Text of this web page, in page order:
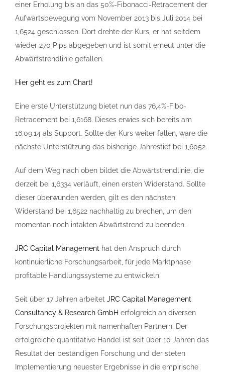
einer Erholung bis an das 50%-Fibonacci-Retracement der
Aufwärtsbewegung vom November 2013 bis Juli 2014 bei
1,6524 geschlossen. Dort drehte der Kurs, er hat seitdem
wieder 270 Pips abgegeben und ist somit erneut unter die
Abwärtstrendlinie gefallen.
Hier geht es zum Chart!
Eine erste Unterstützung bietet nun das 76,4%-Fibo-
Retracement bei 1,6168. Dieses erwies sich bereits am
16.09.14 als Support. Sollte der Kurs weiter fallen, wäre die
nächste Unterstützung das bisherige Jahrestief bei 1,6052.
Auf dem Weg nach oben bildet die Abwärtstrendlinie, die
derzeit bei 1,6334 verläuft, einen ersten Widerstand. Sollte
dieser überwunden werden, gilt es den nächsten
Widerstand bei 1,6522 nachhaltig zu brechen, um den
momentan noch intakten Abwärtstrend zu beenden.
JRC Capital Management hat den Anspruch durch
kontinuierliche Forschungsarbeit, für jede Marktphase
profitable Handlungssysteme zu entwickeln.
Seit über 17 Jahren arbeitet JRC Capital Management
Consultancy & Research GmbH erfolgreich an diversen
Forschungsprojekten mit namenhaften Partnern. Der
erfolgreiche quantitative Handel ist seit über 10 Jahren das
Resultat der beständigen Forschung und der steten
Implementierung neuester Ergebnisse in die empirische